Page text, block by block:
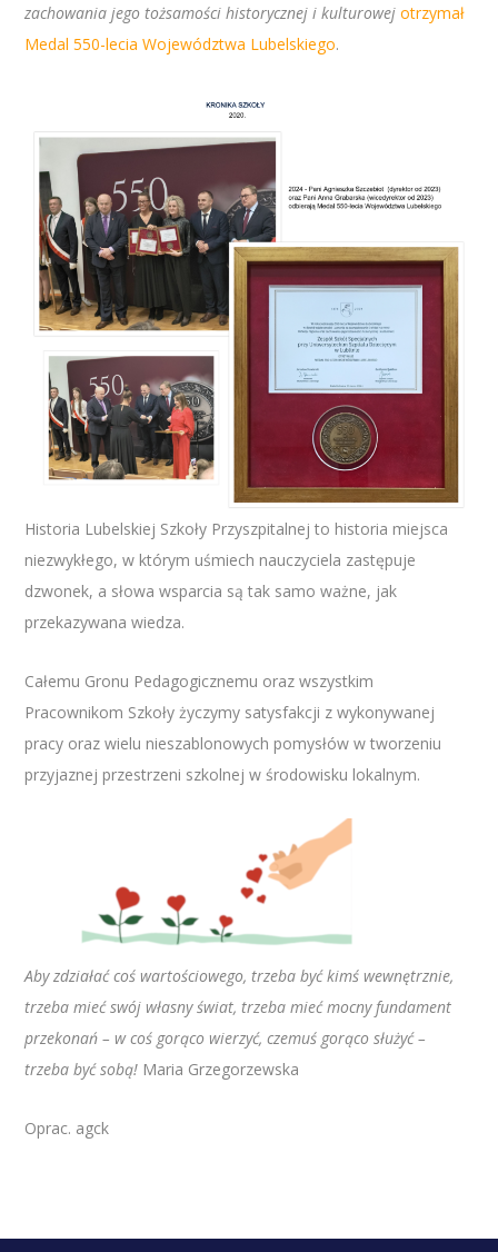
zachowania jego tożsamości historycznej i kulturowej otrzymał
Medal 550-lecia Województwa Lubelskiego.
Historia Lubelskiej Szkoły Przyszpitalnej to historia miejsca
niezwykłego, w którym uśmiech nauczyciela zastępuje
dzwonek, a słowa wsparcia są tak samo ważne, jak
przekazywana wiedza.
Całemu Gronu Pedagogicznemu oraz wszystkim
Pracownikom Szkoły życzymy satysfakcji z wykonywanej
pracy oraz wielu nieszablonowych pomysłów w tworzeniu
przyjaznej przestrzeni szkolnej w środowisku lokalnym.
Aby zdziałać coś wartościowego, trzeba być kimś wewnętrznie,
trzeba mieć swój własny świat, trzeba mieć mocny fundament
przekonań – w coś gorąco wierzyć, czemuś gorąco służyć –
trzeba być sobą! Maria Grzegorzewska
Oprac. agck